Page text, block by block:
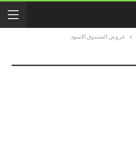
عروض الصندوق الاسود